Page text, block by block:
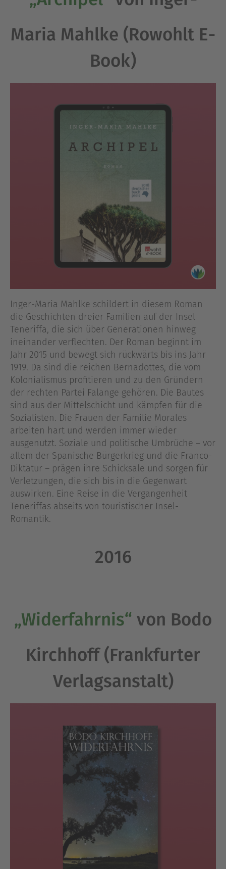
Maria Mahlke (Rowohlt E-
Book)
Inger-Maria Mahlke schildert in diesem Roman
die Geschichten dreier Familien auf der Insel
Teneriffa, die sich über Generationen hinweg
ineinander verflechten. Der Roman beginnt im
Jahr 2015 und bewegt sich rückwärts bis ins Jahr
1919. Da sind die reichen Bernadottes, die vom
Kolonialismus profitieren und zu den Gründern
der rechten Partei Falange gehören. Die Bautes
sind aus der Mittelschicht und kämpfen für die
Sozialisten. Die Frauen der Familie Morales
arbeiten hart und werden immer wieder
ausgenutzt. Soziale und politische Umbrüche – vor
allem der Spanische Bürgerkrieg und die Franco-
Diktatur – prägen ihre Schicksale und sorgen für
Verletzungen, die sich bis in die Gegenwart
auswirken. Eine Reise in die Vergangenheit
Teneriffas abseits von touristischer Insel-
Romantik.
2016
„Widerfahrnis“ von Bodo
Kirchhoff (Frankfurter
Verlagsanstalt)